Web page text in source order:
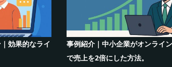
事例紹介｜中小企業がオンラインサロン
で売上を2倍にした方法。
士業向